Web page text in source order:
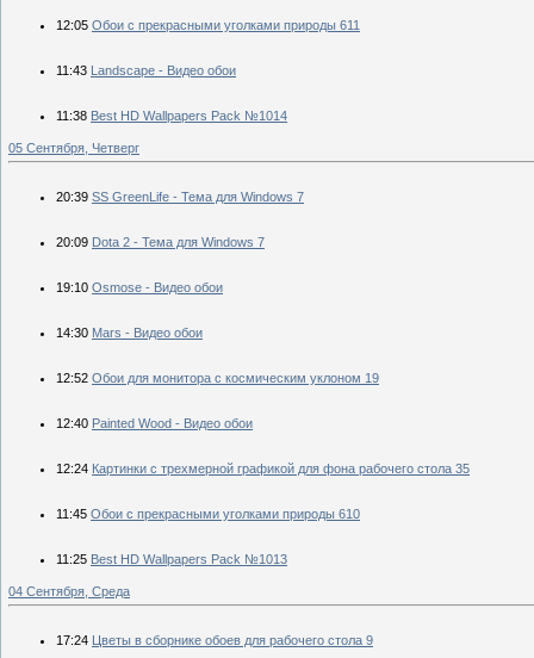
12:05 Обои с прекрасными уголками природы 611
11:43 Landscape - Видео обои
11:38 Best HD Wallpapers Pack №1014
05 Сентября, Четверг
20:39 SS GreenLife - Тема для Windows 7
20:09 Dota 2 - Тема для Windows 7
19:10 Osmose - Видео обои
14:30 Mars - Видео обои
12:52 Обои для монитора с космическим уклоном 19
12:40 Painted Wood - Видео обои
12:24 Картинки с трехмерной графикой для фона рабочего стола 35
11:45 Обои с прекрасными уголками природы 610
11:25 Best HD Wallpapers Pack №1013
04 Сентября, Среда
17:24 Цветы в сборнике обоев для рабочего стола 9